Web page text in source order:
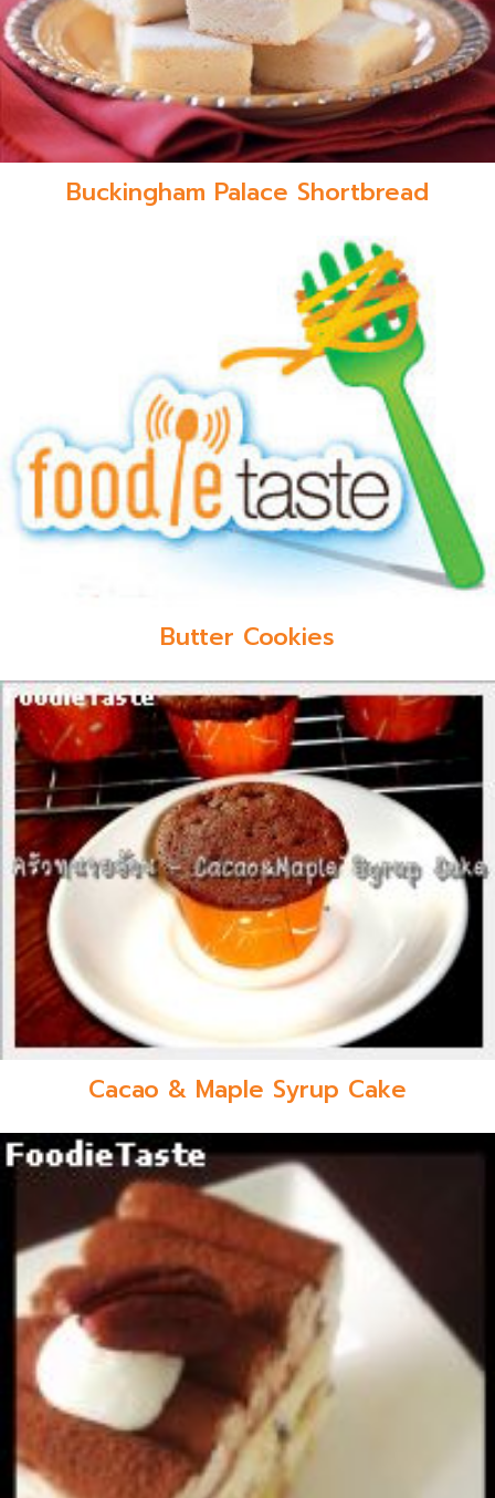
Buckingham Palace Shortbread
Butter Cookies
Cacao & Maple Syrup Cake